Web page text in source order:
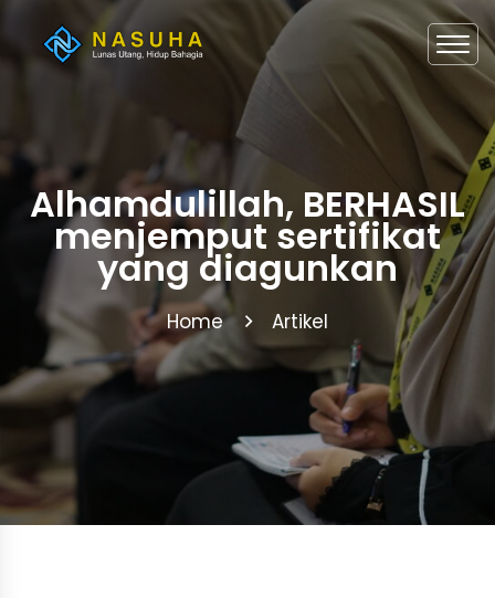
Alhamdulillah, BERHASIL
menjemput sertifikat
yang diagunkan
Home Artikel